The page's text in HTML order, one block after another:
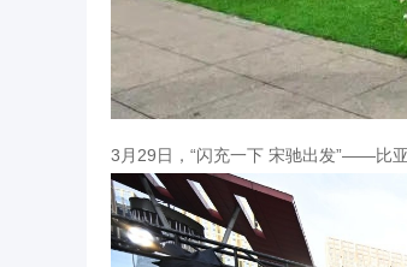
3月29日，“闪充一下 宋驰出发”——比